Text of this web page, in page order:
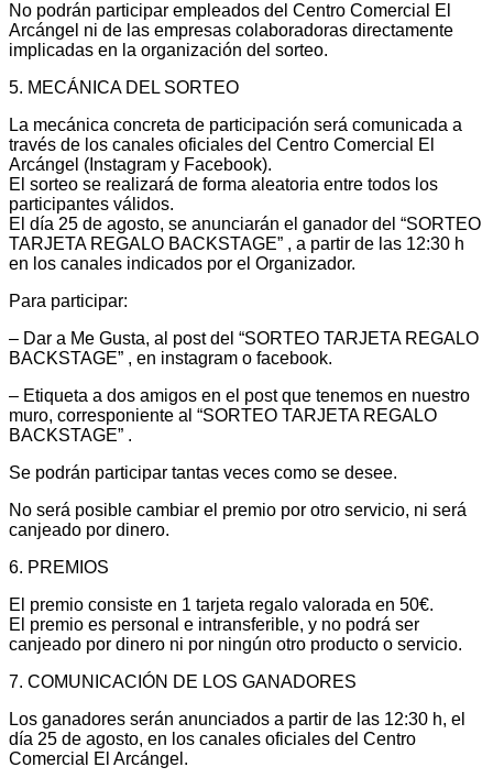
No podrán participar empleados del Centro Comercial El
Arcángel ni de las empresas colaboradoras directamente
implicadas en la organización del sorteo.
5. MECÁNICA DEL SORTEO
La mecánica concreta de participación será comunicada a
través de los canales oficiales del Centro Comercial El
Arcángel (Instagram y Facebook).
El sorteo se realizará de forma aleatoria entre todos los
participantes válidos.
El día 25 de agosto, se anunciarán el ganador del “SORTEO
TARJETA REGALO BACKSTAGE” , a partir de las 12:30 h
en los canales indicados por el Organizador.
Para participar:
– Dar a Me Gusta, al post del “SORTEO TARJETA REGALO
BACKSTAGE” , en instagram o facebook.
– Etiqueta a dos amigos en el post que tenemos en nuestro
muro, corresponiente al “SORTEO TARJETA REGALO
BACKSTAGE” .
Se podrán participar tantas veces como se desee.
No será posible cambiar el premio por otro servicio, ni será
canjeado por dinero.
6. PREMIOS
El premio consiste en 1 tarjeta regalo valorada en 50€.
El premio es personal e intransferible, y no podrá ser
canjeado por dinero ni por ningún otro producto o servicio.
7. COMUNICACIÓN DE LOS GANADORES
Los ganadores serán anunciados a partir de las 12:30 h, el
día 25 de agosto, en los canales oficiales del Centro
Comercial El Arcángel.